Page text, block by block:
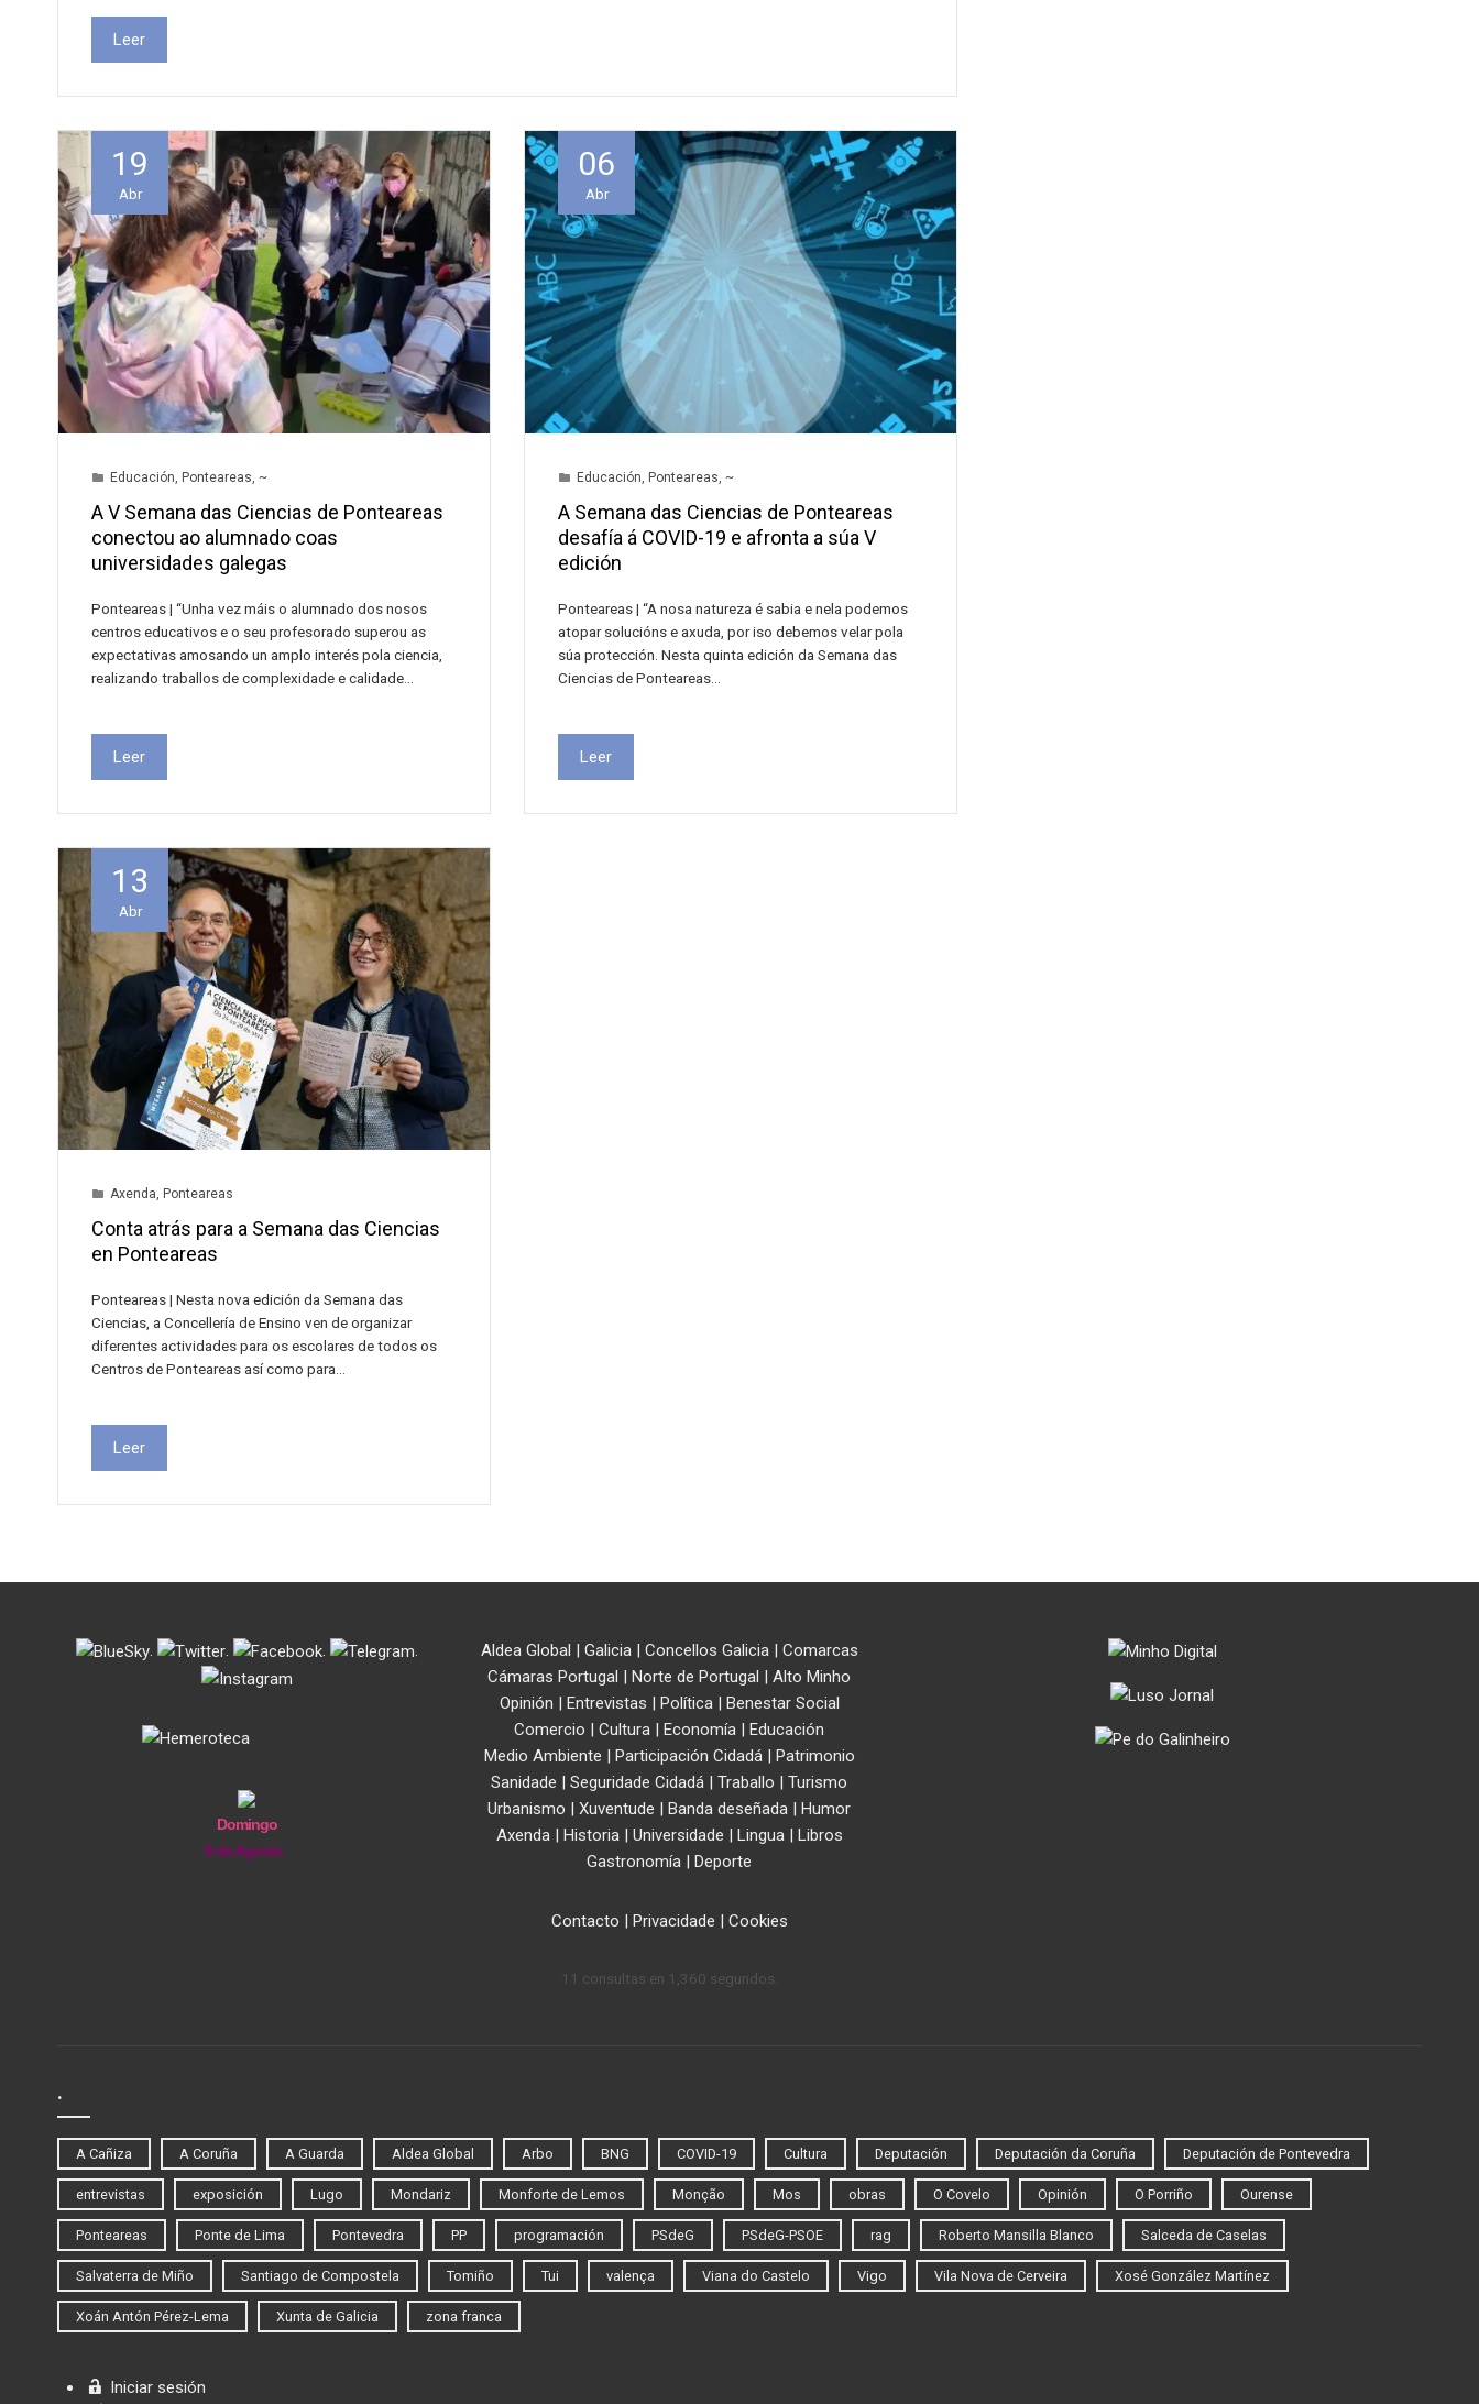
Leer
19
Abr
Educación Ponteareas ~
A V Semana das Ciencias de Ponteareas
conectou ao alumnado coas
universidades galegas
Ponteareas | “Unha vez máis o alumnado dos nosos
centros educativos e o seu profesorado superou as
expectativas amosando un amplo interés pola ciencia,
realizando traballos de complexidade e calidade…
Leer
06
Abr
Educación Ponteareas ~
A Semana das Ciencias de Ponteareas
desafía á COVID-19 e afronta a súa V
edición
Ponteareas | “A nosa natureza é sabia e nela podemos
atopar solucións e axuda, por iso debemos velar pola
súa protección. Nesta quinta edición da Semana das
Ciencias de Ponteareas…
Leer
13
Abr
Axenda, Ponteareas
Conta atrás para a Semana das Ciencias
en Ponteareas
Ponteareas | Nesta nova edición da Semana das
Ciencias, a Concellería de Ensino ven de organizar
diferentes actividades para os escolares de todos os
Centros de Ponteareas así como para…
Leer
. . . .
Domingo
9 de Agosto
Aldea Global | Galicia| Concellos Galicia| Comarcas
Cámaras Portugal | Norte de Portugal | Alto Minho
Opinión | Entrevistas | Política| Benestar Social
Comercio | Cultura | Economía | Educación
Medio Ambiente | Participación Cidadá| Patrimonio
Sanidade | Seguridade Cidadá | Traballo | Turismo
Urbanismo | Xuventude | Banda deseñada | Humor
Axenda| Historia| Universidade | Lingua| Libros
Gastronomía | Deporte
Contacto | Privacidade | Cookies
11 consultas en 1,360 segundos.
.
A Cañiza A Coruña A Guarda Aldea Global Arbo BNG COVID-19 Cultura Deputación Deputación da Coruña Deputación de Pontevedra
entrevistas exposición Lugo Mondariz Monforte de Lemos Monção Mos obras O Covelo Opinión O Porriño Ourense
Ponteareas Ponte de Lima Pontevedra PP programación PSdeG PSdeG-PSOE rag Roberto Mansilla Blanco Salceda de Caselas
Salvaterra de Miño Santiago de Compostela Tomiño Tui valença Viana do Castelo Vigo Vila Nova de Cerveira Xosé González Martínez
Xoán Antón Pérez-Lema Xunta de Galicia zona franca
Iniciar sesión